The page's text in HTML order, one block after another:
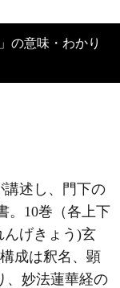
講述し、門下の
。10巻（各上下
んげきょう)玄
成は釈名、顕
、妙法蓮華経の